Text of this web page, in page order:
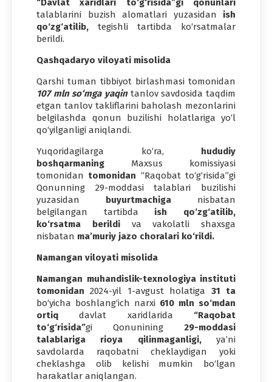
“Davlat xaridlari to‘g‘risida”gi qonunlari
talablarini buzish alomatlari yuzasidan ish
qo‘zg‘atilib, tegishli tartibda ko‘rsatmalar
berildi.
Qashqadaryo viloyati misolida
Qarshi tuman tibbiyot birlashmasi tomonidan
107 mln so‘mga yaqintanlov savdosida taqdim
etgan tanlov takliflarini baholash mezonlarini
belgilashda qonun buzilishi holatlariga yo‘l
qo‘yilganligi aniqlandi.
Yuqoridagilarga ko‘ra, hududiy
boshqarmaning Maxsus komissiyasi
tomonidan tomonidan “Raqobat to‘g‘risida”gi
Qonunning 29-moddasi talablari buzilishi
yuzasidan buyurtmachiga nisbatan
belgilangan tartibda ish qo‘zg‘atilib,
ko‘rsatma berildiva vakolatli shaxsga
nisbatan ma’muriy jazo choralari ko‘rildi.
Namangan viloyati misolida
Namangan muhandislik-texnologiya instituti
tomonidan2024-yil 1-avgust holatiga 31 ta
bo‘yicha boshlang‘ich narxi 610 mln so‘mdan
ortiq davlat xaridlarida “Raqobat
to‘g‘risida”gi Qonunining 29-moddasi
talablariga rioya qilinmaganligi, ya’ni
savdolarda raqobatni cheklaydigan yoki
cheklashga olib kelishi mumkin bo‘lgan
harakatlar aniqlangan.